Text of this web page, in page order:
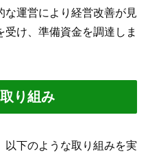
な運営により経営改善が見
け、準備資金を調達しま
り組み
以下のような取り組みを実